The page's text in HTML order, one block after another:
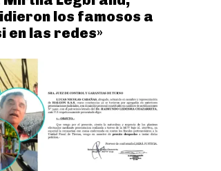
los famosos a
en las redes»